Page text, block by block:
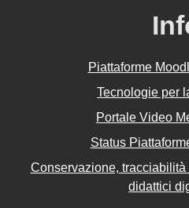
Piattaforme
Tecnologie per
Portale Video
Status
Conservazione,
didattici